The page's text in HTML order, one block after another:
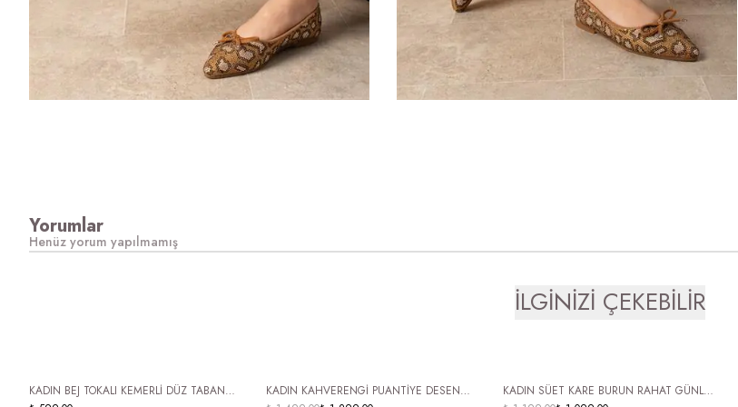
Yorumlar
Henüz yorum yapılmamış
İLGİNİZİ ÇEKEBİLİR
KADIN BEJ TOKALI KEMERLİ DÜZ TABAN
ÜCRETSİZ KARGO
KADIN KAHVERENGİ PUANTİYE DESEN
ÜCRETSİZ KARGO
KADIN SÜET KARE BURUN RAHAT GÜNLÜK